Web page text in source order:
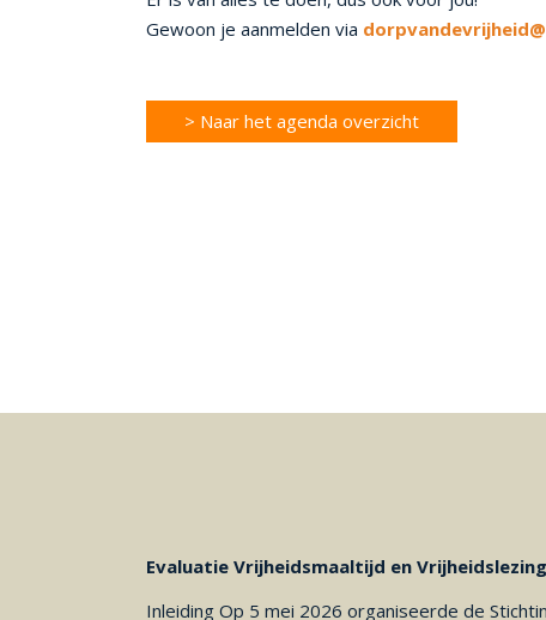
Gewoon je aanmelden via
> Naar het agenda overzicht
Evaluatie Vrijheidsmaaltijd en
Inleiding Op 5 mei 2026 organiseerde de